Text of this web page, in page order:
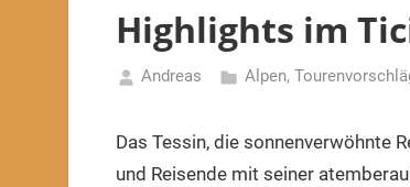
Highlights im
Dezember
2023
Andreas Alpen,
Das Tessin, die sonnenverwöhnte
und Reisende mit seiner